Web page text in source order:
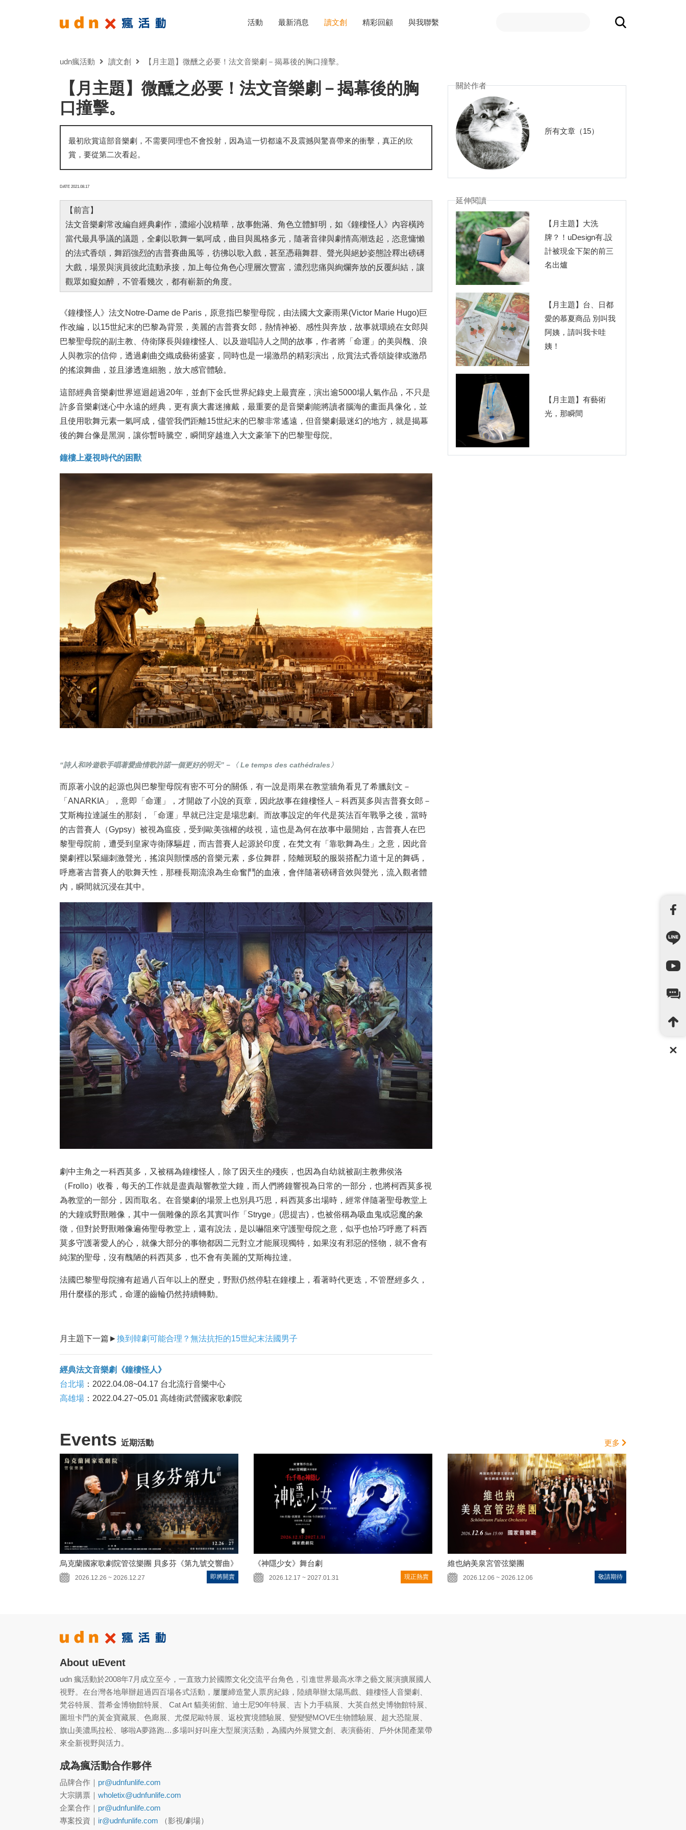
活動 最新消息 讀文創 精彩回顧 與我聯繫
udn瘋活動 讀文創 【月主題】微醺之必要！法文音樂劇－揭幕後的胸口撞擊。
【月主題】微醺之必要！法文音樂劇－揭幕後的胸
口撞擊。
最初欣賞這部音樂劇，不需要同理也不會投射，因為這一切都遠不及震撼與驚喜帶來的衝擊，真正的欣
賞，要從第二次看起。
DATE 2021.08.17
【前言】
法文音樂劇常改編自經典劇作，濃縮小說精華，故事飽滿、角色立體鮮明，如《鐘樓怪人》內容橫跨
當代最具爭議的議題，全劇以歌舞一氣呵成，曲目與風格多元，隨著音律與劇情高潮迭起，恣意慵懶
的法式香頌，舞蹈強烈的吉普賽曲風等，彷彿以歌入戲，甚至憑藉舞群、聲光與絕妙姿態詮釋出磅礡
大戲，場景與演員彼此流動承接，加上每位角色心理層次豐富，濃烈悲痛與絢爛奔放的反覆糾結，讓
觀眾如癡如醉，不管看幾次，都有嶄新的角度。
《鐘樓怪人》法文Notre-Dame de Paris，原意指巴黎聖母院，由法國大文豪雨果(Victor Marie Hugo)巨
作改編，以15世紀末的巴黎為背景，美麗的吉普賽女郎，熱情神祕、感性與奔放，故事就環繞在女郎與
巴黎聖母院的副主教、侍衛隊長與鐘樓怪人、以及遊唱詩人之間的故事，作者將「命運」的美與醜、浪
人與教宗的信仰，透過劇曲交織成藝術盛宴，同時也是一場激昂的精彩演出，欣賞法式香頌旋律或激昂
的搖滾舞曲，並且滲透進細胞，放大感官體驗。
這部經典音樂劇世界巡迴超過20年，並創下金氏世界紀錄史上最賣座，演出逾5000場人氣作品，不只是
許多音樂劇迷心中永遠的經典，更有廣大書迷擁戴，最重要的是音樂劇能將讀者腦海的畫面具像化，並
且使用歌舞元素一氣呵成，儘管我們距離15世紀末的巴黎非常遙遠，但音樂劇最迷幻的地方，就是揭幕
後的舞台像是黑洞，讓你暫時騰空，瞬間穿越進入大文豪筆下的巴黎聖母院。
鐘樓上凝視時代的困獸
“詩人和吟遊歌手唱著愛曲情歌許諾一個更好的明天”－〈 Le temps des cathédrales〉
而原著小說的起源也與巴黎聖母院有密不可分的關係，有一說是雨果在教堂牆角看見了希臘刻文－
「ANARKIA」，意即「命運」，才開啟了小說的頁章，因此故事在鐘樓怪人－科西莫多與吉普賽女郎－
艾斯梅拉達誕生的那刻，「命運」早就已注定是場悲劇。而故事設定的年代是英法百年戰爭之後，當時
的吉普賽人（Gypsy）被視為瘟疫，受到歐美強權的歧視，這也是為何在故事中最開始，吉普賽人在巴
黎聖母院前，遭受到皇家寺衛隊驅趕，而吉普賽人起源於印度，在梵文有「靠歌舞為生」之意，因此音
樂劇裡以緊繃刺激聲光，搖滾與顫慄感的音樂元素，多位舞群，陸離斑駁的服裝搭配力道十足的舞碼，
呼應著吉普賽人的歌舞天性，那種長期流浪為生命奮鬥的血液，會伴隨著磅礡音效與聲光，流入觀者體
內，瞬間就沉浸在其中。
劇中主角之一科西莫多，又被稱為鐘樓怪人，除了因天生的殘疾，也因為自幼就被副主教弗侯洛
（Frollo）收養，每天的工作就是盡責敲響教堂大鐘，而人們將鐘響視為日常的一部分，也將柯西莫多視
為教堂的一部分，因而取名。在音樂劇的場景上也別具巧思，科西莫多出場時，經常伴隨著聖母教堂上
的大鐘或野獸雕像，其中一個雕像的原名其實叫作「Stryge」(思提吉)，也被俗稱為吸血鬼或惡魔的象
徵，但對於野獸雕像遍佈聖母教堂上，還有說法，是以嚇阻來守護聖母院之意，似乎也恰巧呼應了科西
莫多守護著愛人的心，就像大部分的事物都因二元對立才能展現獨特，如果沒有邪惡的怪物，就不會有
純潔的聖母，沒有醜陋的科西莫多，也不會有美麗的艾斯梅拉達。
法國巴黎聖母院擁有超過八百年以上的歷史，野獸仍然停駐在鐘樓上，看著時代更迭，不管歷經多久，
用什麼樣的形式，命運的齒輪仍然持續轉動。
月主題下一篇►換到韓劇可能合理？無法抗拒的15世紀末法國男子
經典法文音樂劇《鐘樓怪人》
台北場 ：2022.04.08~04.17 台北流行音樂中心
高雄場 ：2022.04.27~05.01 高雄衛武營國家歌劇院
關於作者
所有文章（15）
延伸閱讀
【月主題】大洗
牌？！uDesign有.設
計被現金下架的前三
名出爐
【月主題】台、日都
愛的慕夏商品 別叫我
阿姨，請叫我卡哇
姨！
【月主題】有藝術
光，那瞬間
Events 近期活動 更多
烏克蘭國家歌劇院管弦樂團 貝多芬《第九號交響曲》
2026.12.26 ~ 2026.12.27 即將開賣
《神隱少女》舞台劇
2026.12.17 ~ 2027.01.31 現正熱賣
維也納美泉宮管弦樂團
2026.12.06 ~ 2026.12.06 敬請期待
About uEvent
udn 瘋活動於2008年7月成立至今，一直致力於國際文化交流平台角色，引進世界最高水準之藝文展演擴展國人
視野。在台灣各地舉辦超過四百場各式活動，屢屢締造驚人票房紀錄，陸續舉辦太陽馬戲、鐘樓怪人音樂劇、
梵谷特展、普希金博物館特展、 Cat Art 貓美術館、迪士尼90年特展、吉卜力手稿展、大英自然史博物館特展、
圖坦卡門的黃金寶藏展、色廊展、尤傑尼歐特展、返校實境體驗展、變變變MOVE生物體驗展、超大恐龍展、
旗山美濃馬拉松、哆啦A夢路跑…多場叫好叫座大型展演活動，為國內外展覽文創、表演藝術、戶外休閒產業帶
來全新視野與活力。
成為瘋活動合作夥伴
品牌合作｜ pr@udnfunlife.com
大宗購票｜ wholetix@udnfunlife.com
企業合作｜ pr@udnfunlife.com
專案投資｜ ir@udnfunlife.com （影視/劇場）